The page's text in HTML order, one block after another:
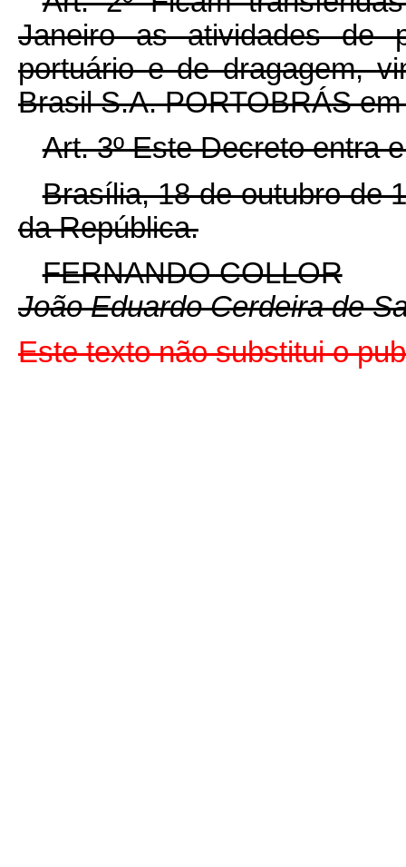
Janeiro as atividades de
portuário e de dragagem,
Brasil S.A. PORTOBRÁS
Art. 3º Este Decreto entra
Brasília, 18 de outubro de
da República.
FERNANDO COLLOR
João Eduardo Cerdeira de
Este texto não substitui o